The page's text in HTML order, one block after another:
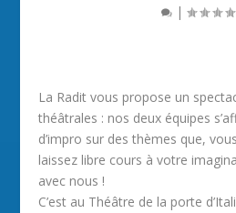
|
La Radit vous propose un
théâtrales : nos deux équipes
d’impro sur des thèmes que,
laissez libre cours à votre
avec nous !
C’est au Théâtre de la porte